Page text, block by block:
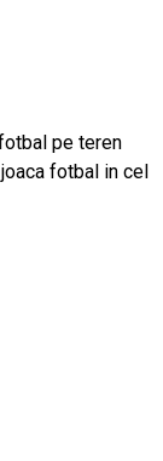
pe teren
fotbal in cel